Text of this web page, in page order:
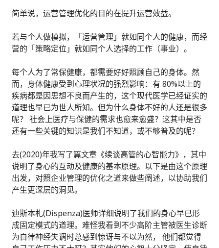
简单说，运营管理优化的目的在提升运营效益。
若与个人做模拟，「运营管理」就如同个人的健康，而经
营的「策略定位」就如同个人选择的工作（事业）。
每个人为了常保健康，都需要好好照顾自己的身体。然
而，身体健康受到心理状况的强烈影响：有 80%以上的
疾病都是因思想不良而产生的，这个现代医学已经证实的
道理也早已为世人所知。但为什么身体不好的人还是很多
呢？ 社会上医疗与保健的需求也愈来愈盛？这其中是否
还有一些关键的知识是我们不知道，或不够普及的呢？
去(2020)年我写了篇文章《续谈高管的心智能力》，其中
说明了身心的互动及健康的基本原理。以下是由这个原理
出发，对照企业管理的优化之道来做些阐述，以协助我们
产生更深层的洞见。
迪斯本札(Dispenza)医师详细说明了我们的身心早已形
成固定模式的道理。难怪我看到不少高阶主管被医生诊断
为自律神经失调时总感到惊讶与不以为然， 他们都觉得